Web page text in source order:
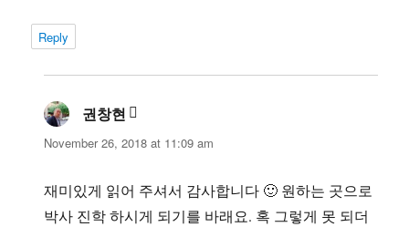
Reply
권창현 says:
November 26, 2018 at 11:09 am
재미있게 읽어 주셔서 감사합니다 🙂 원하는 곳으로
박사 진학 하시게 되기를 바래요. 혹 그렇게 못 되더